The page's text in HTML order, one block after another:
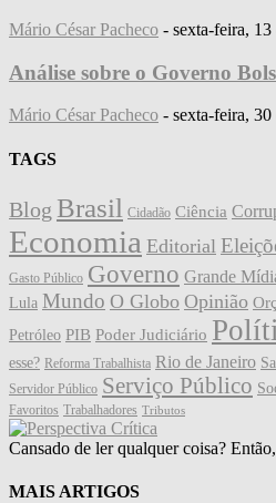
Mário César Pacheco - sexta-feira,
Análise sobre o Governo
Mário César Pacheco - sexta-feira,
TAGS
Blog Brasil Cidadão Ciência
Economia Editorial
Gasto Público Governo Grande
Lula Mundo O Globo Opinião
Petróleo PIB Poder Judiciário
esse? Reforma Trabalhista Rio de Janeiro
Servidor Público Serviço Público
Favoritos Trabalhadores Tributos
Cansado de ler qualquer coisa?
MAIS ARTIGOS